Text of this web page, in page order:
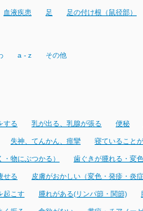
血液疾患 足 足の付け根（鼠径部）
a - z その他
する 乳が出る、乳腺が張る 便秘
失神、てんかん、痙攣 寝ていること
物にぶつかる） 歯ぐきが腫れる・変
せる 皮膚がおかしい（変色・発疹・炎
起こす 腫れがある(リンパ節・関節)